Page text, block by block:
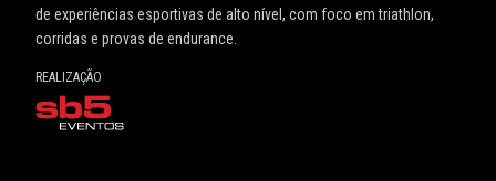
de experiências esportivas de alto nível, com foco em triathlon,
corridas e provas de endurance.
REALIZAÇÃO